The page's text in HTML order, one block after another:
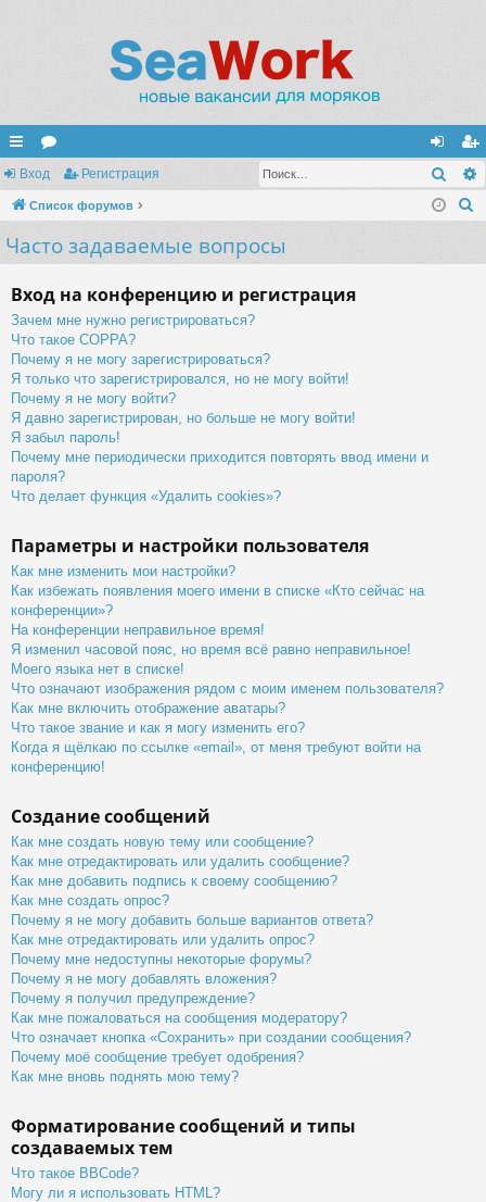
с
ы
лк
ор
ум
ы
хо
д
ег
ис
Вход Регистрация
Список форумов
Часто задаваемые вопросы
Вход на конференцию и регистрация
Зачем мне нужно регистрироваться?
Что такое COPPA?
Почему я не могу зарегистрироваться?
Я только что зарегистрировался, но не могу войти!
Почему я не могу войти?
Я давно зарегистрирован, но больше не могу войти!
Я забыл пароль!
Почему мне периодически приходится повторять ввод имени и
пароля?
Что делает функция «Удалить cookies»?
Параметры и настройки пользователя
Как мне изменить мои настройки?
Как избежать появления моего имени в списке «Кто сейчас на
конференции»?
На конференции неправильное время!
Я изменил часовой пояс, но время всё равно неправильное!
Моего языка нет в списке!
Что означают изображения рядом с моим именем пользователя?
Как мне включить отображение аватары?
Что такое звание и как я могу изменить его?
Когда я щёлкаю по ссылке «email», от меня требуют войти на
конференцию!
Создание сообщений
Как мне создать новую тему или сообщение?
Как мне отредактировать или удалить сообщение?
Как мне добавить подпись к своему сообщению?
Как мне создать опрос?
Почему я не могу добавить больше вариантов ответа?
Как мне отредактировать или удалить опрос?
Почему мне недоступны некоторые форумы?
Почему я не могу добавлять вложения?
Почему я получил предупреждение?
Как мне пожаловаться на сообщения модератору?
Что означает кнопка «Сохранить» при создании сообщения?
Почему моё сообщение требует одобрения?
Как мне вновь поднять мою тему?
Форматирование сообщений и типы
создаваемых тем
Что такое BBCode?
Могу ли я использовать HTML?